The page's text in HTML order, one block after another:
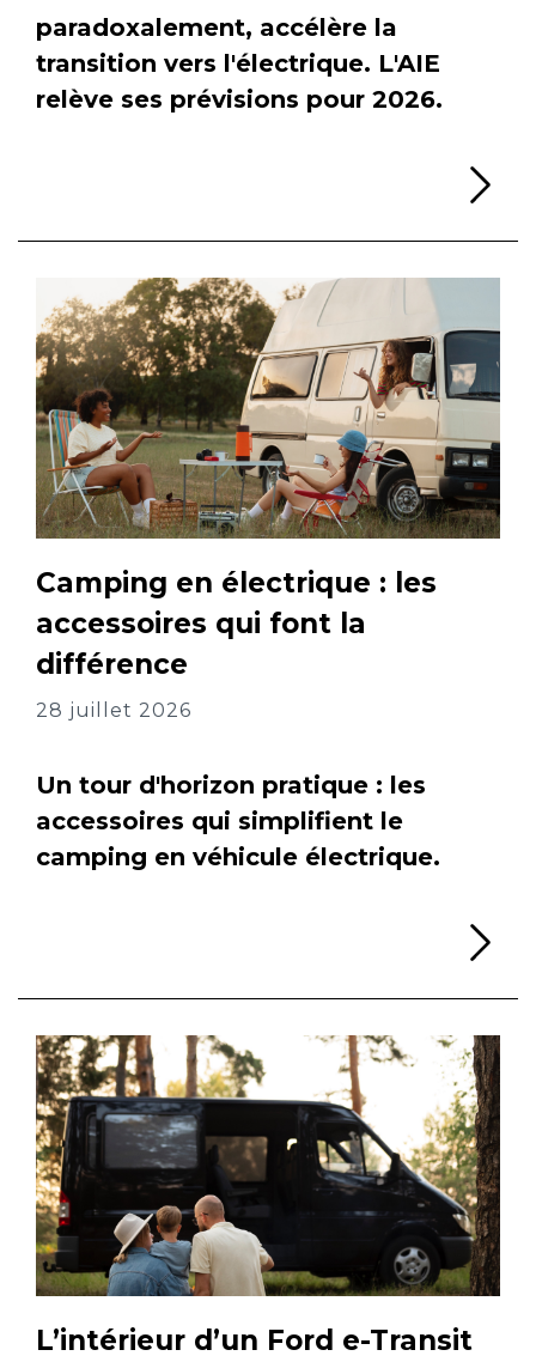
paradoxalement, accélère la
transition vers l'électrique. L'AIE
relève ses prévisions pour 2026.
Camping en électrique : les
accessoires qui font la
différence
28 juillet 2026
Un tour d'horizon pratique : les
accessoires qui simplifient le
camping en véhicule électrique.
L’intérieur d’un Ford e-Transit